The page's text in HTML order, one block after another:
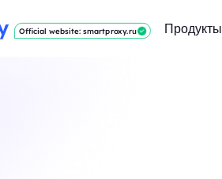
Official website: smartproxy.ru Продукты